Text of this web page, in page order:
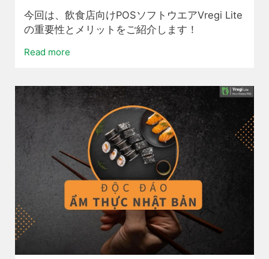
今回は、飲食店向けPOSソフトウエアVregi Lite
の重要性とメリットをご紹介します！
Read more